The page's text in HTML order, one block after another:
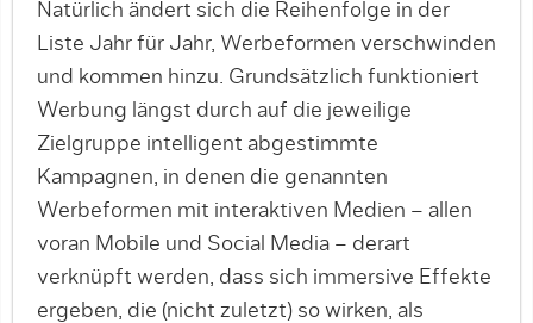
Natürlich ändert sich die Reihenfolge in der
Liste Jahr für Jahr, Werbeformen verschwinden
und kommen hinzu. Grundsätzlich funktioniert
Werbung längst durch auf die jeweilige
Zielgruppe intelligent abgestimmte
Kampagnen, in denen die genannten
Werbeformen mit interaktiven Medien – allen
voran Mobile und Social Media – derart
verknüpft werden, dass sich immersive Effekte
ergeben, die (nicht zuletzt) so wirken, als